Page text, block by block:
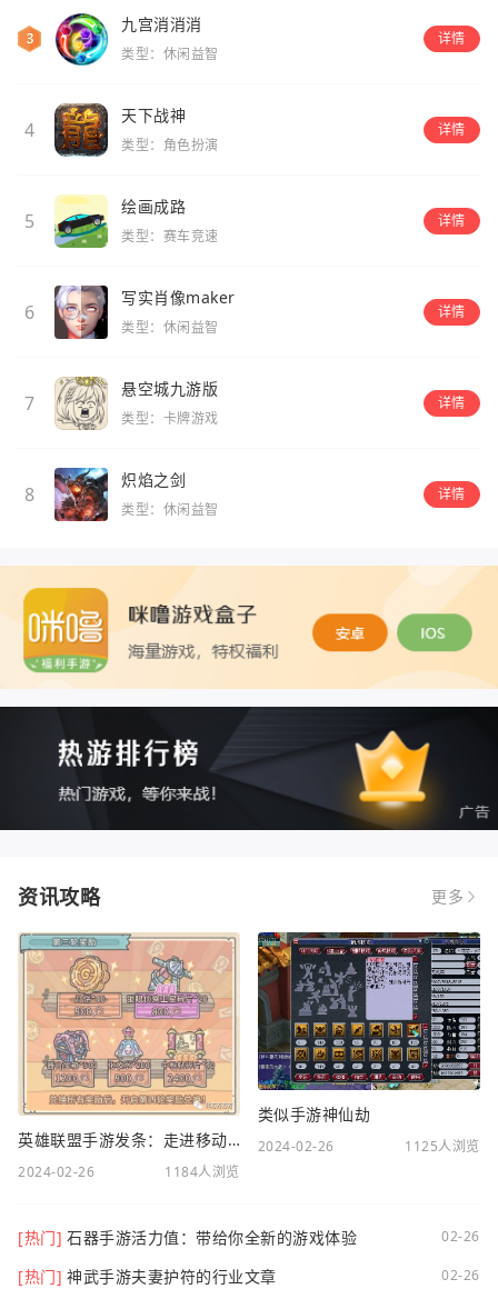
九宫消消消
类型：休闲益智
详情
4
天下战神
类型：角色扮演
详情
5
绘画成路
类型：赛车竞速
详情
6
写实肖像maker
类型：休闲益智
详情
7
悬空城九游版
类型：卡牌游戏
详情
8
炽焰之剑
类型：休闲益智
详情
资讯攻略 更多
英雄联盟手游发条：走进移动电竞新时代
2024-02-26 1184人浏览
类似手游神仙劫
2024-02-26 1125人浏览
[热门] 石器手游活力值：带给你全新的游戏体验 02-26
[热门] 神武手游夫妻护符的行业文章 02-26